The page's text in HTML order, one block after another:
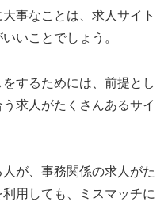
事なことは、求人サイト
いことでしょう。
するためには、前提とし
求人がたくさんあるサイ
が、事務関係の求人がた
用しても、ミスマッチに